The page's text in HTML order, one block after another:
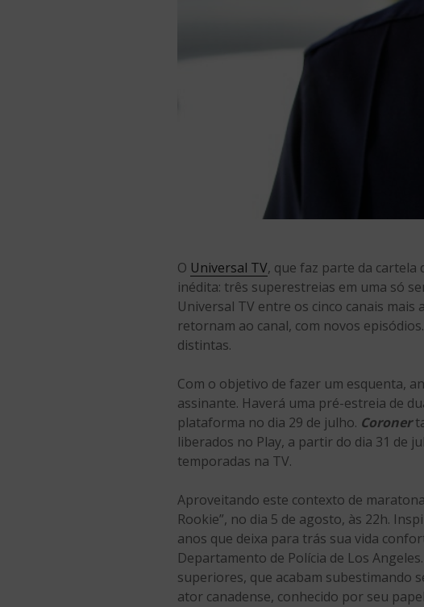
O Universal TV, que faz parte da cartela
inédita: três superestreias em uma só
Universal TV entre os cinco canais
retornam ao canal, com novos
distintas.
Com o objetivo de fazer um esquenta,
assinante. Haverá uma pré-estreia de
plataforma no dia 29 de julho. Coroner
liberados no Play, a partir do dia 31 de
temporadas na TV.
Aproveitando este contexto de
Rookie”, no dia 5 de agosto, às 22h.
anos que deixa para trás sua vida
Departamento de Polícia de Los
superiores, que acabam subestimando
ator canadense, conhecido por seu